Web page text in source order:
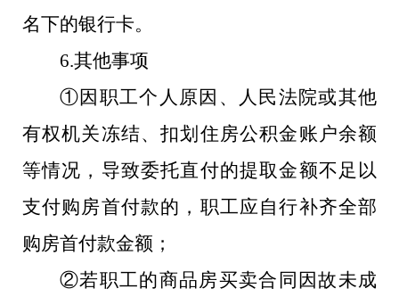
名下的银行卡。
6.其他事项
①因职工个人原因、人民法院或其他
有权机关冻结、扣划住房公积金账户余额
等情况，导致委托直付的提取金额不足以
支付购房首付款的，职工应自行补齐全部
购房首付款金额；
②若职工的商品房买卖合同因故未成